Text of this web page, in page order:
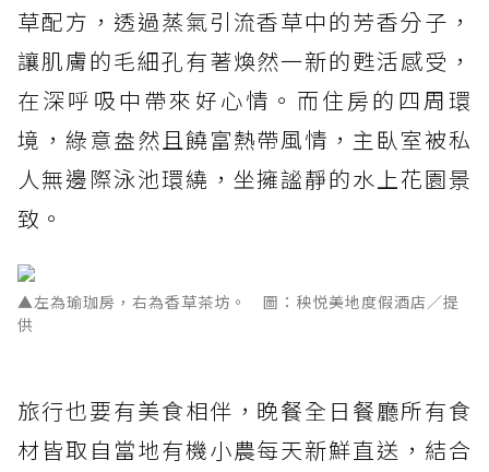
草配方，透過蒸氣引流香草中的芳香分子，
讓肌膚的毛細孔有著煥然一新的甦活感受，
在深呼吸中帶來好心情。而住房的四周環
境，綠意盎然且饒富熱帶風情，主臥室被私
人無邊際泳池環繞，坐擁謐靜的水上花園景
致。
▲左為瑜珈房，右為香草茶坊。 圖：秧悦美地度假酒店／提
供
旅行也要有美食相伴，晚餐全日餐廳所有食
材皆取自當地有機小農每天新鮮直送，結合